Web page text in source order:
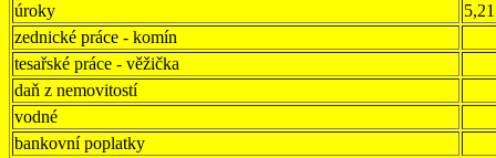
úroky
5,21
zednické práce - komín
tesařské práce - věžička
daň z nemovitostí
vodné
bankovní poplatky